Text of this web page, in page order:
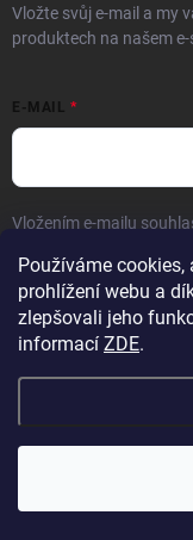
Používáme
prohlížení webu a
zlepšovali jeho
informací ZDE.
Přejeme
Vložte svůj e-mail a my
produktech na našem
E-MAIL
Vložením e-mailu
Přihlásit se
Copyright 2026Hračky